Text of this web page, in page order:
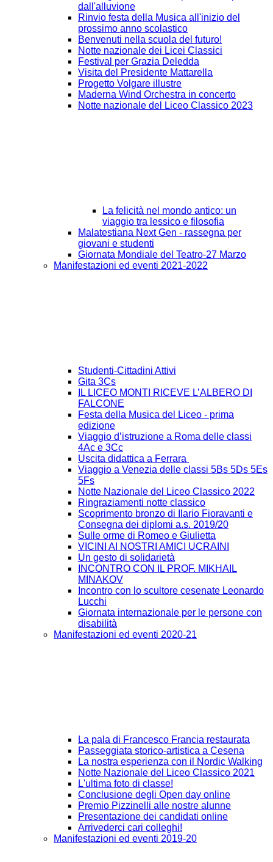
dall'alluvione
Rinvio festa della Musica all'inizio del
prossimo anno scolastico
Benvenuti nella scuola del futuro!
Notte nazionale dei Licei Classici
Festival per Grazia Deledda
Visita del Presidente Mattarella
Progetto Volgare illustre
Maderna Wind Orchestra in concerto
Notte nazionale del Liceo Classico 2023
La felicità nel mondo antico: un
viaggio tra lessico e filosofia
Malatestiana Next Gen - rassegna per
giovani e studenti
Giornata Mondiale del Teatro-27 Marzo
Manifestazioni ed eventi 2021-2022
Studenti-Cittadini Attivi
Gita 3Cs
IL LICEO MONTI RICEVE L’ALBERO DI
FALCONE
Festa della Musica del Liceo - prima
edizione
Viaggio d’istruzione a Roma delle classi
4Ac e 3Cc
Uscita didattica a Ferrara
Viaggio a Venezia delle classi 5Bs 5Ds 5Es
5Fs
Notte Nazionale del Liceo Classico 2022
Ringraziamenti notte classico
Scoprimento bronzo di Ilario Fioravanti e
Consegna dei diplomi a.s. 2019/20
Sulle orme di Romeo e Giulietta
VICINI AI NOSTRI AMICI UCRAINI
Un gesto di solidarietà
INCONTRO CON IL PROF. MIKHAIL
MINAKOV
Incontro con lo scultore cesenate Leonardo
Lucchi
Giornata internazionale per le persone con
disabilità
Manifestazioni ed eventi 2020-21
La pala di Francesco Francia restaurata
Passeggiata storico-artistica a Cesena
La nostra esperienza con il Nordic Walking
Notte Nazionale del Liceo Classico 2021
L'ultima foto di classe!
Conclusione degli Open day online
Premio Pizzinelli alle nostre alunne
Presentazione dei candidati online
Arrivederci cari colleghi!
Manifestazioni ed eventi 2019-20